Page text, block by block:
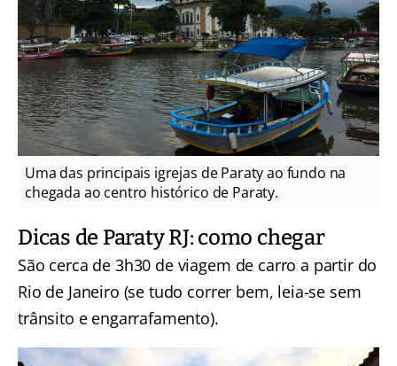
Uma das principais igrejas de Paraty ao fundo na
chegada ao centro histórico de Paraty.
Dicas de Paraty RJ: como chegar
São cerca de 3h30 de viagem de carro a partir do
Rio de Janeiro (se tudo correr bem, leia-se sem
trânsito e engarrafamento).